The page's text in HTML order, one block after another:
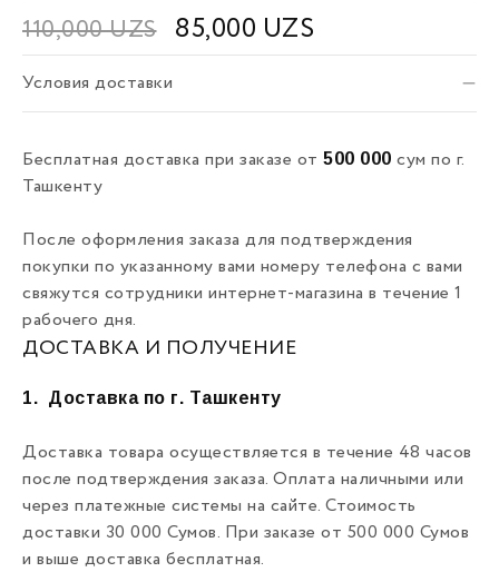
110,000UZS 85,000 UZS
Условия доставки
Бесплатная доставка при заказе от 500 000 сум по г.
Ташкенту
После оформления заказа для подтверждения
покупки по указанному вами номеру телефона с вами
свяжутся сотрудники интернет-магазина в течение 1
рабочего дня.
ДОСТАВКА И ПОЛУЧЕНИЕ
1. Доставка по г. Ташкенту
Доставка товара осуществляется в течение 48 часов
после подтверждения заказа. Оплата наличными или
через платежные системы на сайте. Стоимость
доставки 30 000 Сумов. При заказе от 500 000 Сумов
и выше доставка бесплатная.